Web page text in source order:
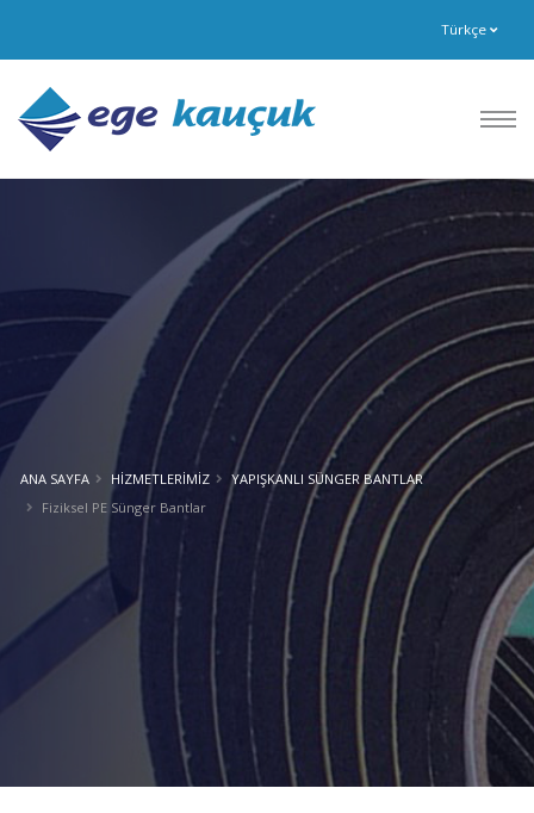
Türkçe
ANA SAYFA HİZMETLERİMİZ
YAPIŞKANLI SÜNGER BANTLAR
Fiziksel PE Sünger Bantlar